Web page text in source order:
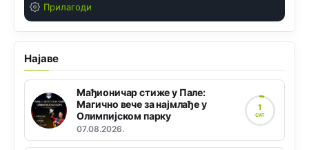
Прилагоди
Најаве
Мађионичар стиже у Пале:
Магично вече за најмлађе у
Олимпијском парку
07.08.2026.
1
САТ